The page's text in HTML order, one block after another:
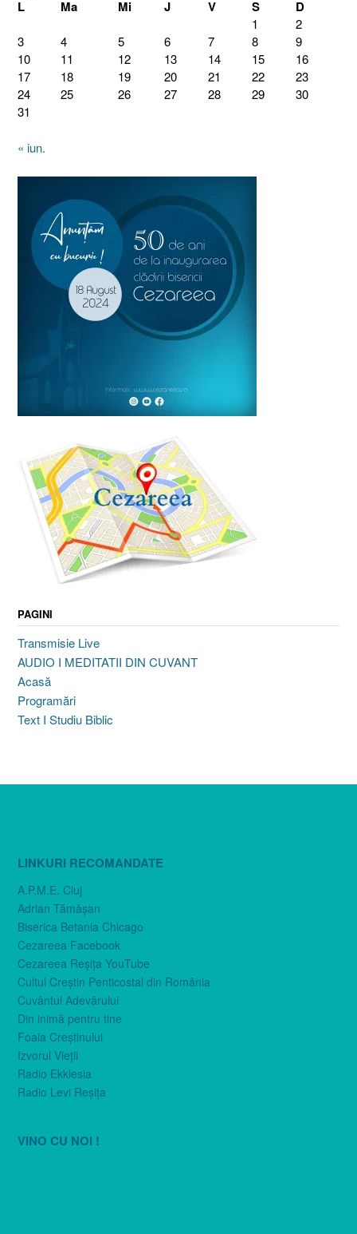
L Ma Mi J V S D
1
2
3
4 5 6 7 8
9
10
11 12 13 14 15
16
17
18 19 20 21 22
23
24
25 26 27 28 29
30
31
« iun.
PAGINI
Transmisie Live
AUDIO I MEDITATII DIN CUVANT
Acasă
Programări
Text I Studiu Biblic
LINKURI RECOMANDATE
A.P.M.E. Cluj
Adrian Tămăşan
Biserica Betania Chicago
Cezareea Facebook
Cezareea Reşiţa YouTube
Cultul Creştin Penticostal din România
Cuvântul Adevărului
Din inimă pentru tine
Foaia Creştinului
Izvorul Vieţii
Radio Ekklesia
Radio Levi Reşiţa
VINO CU NOI !